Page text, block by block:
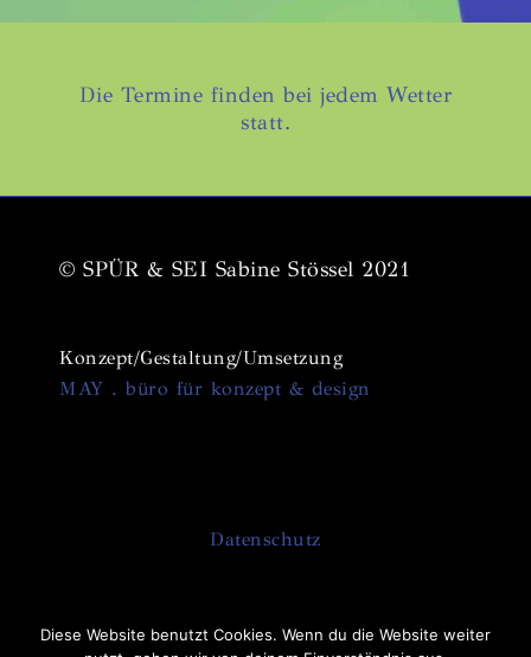
Die Termine finden bei jedem Wetter
statt.
© SPÜR & SEI Sabine Stössel 2021
Konzept/Gestaltung/Umsetzung
MAY . büro für konzept & design
Datenschutz
Diese Website benutzt Cookies. Wenn du die Website weiter